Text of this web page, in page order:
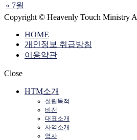
« 7월
Copyright © Heavenly Touch Ministry
HOME
개인정보 취급방침
이용약관
Close
HTM소개
설립목적
비전
대표소개
사역소개
역사